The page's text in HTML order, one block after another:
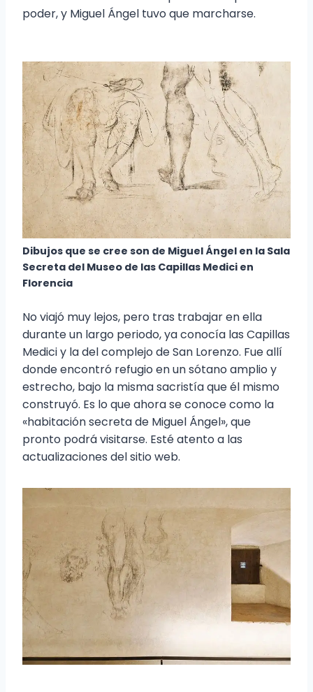
poder, y Miguel Ángel tuvo que marcharse.
Dibujos que se cree son de Miguel Ángel en la Sala
Secreta del Museo de las Capillas Medici en
Florencia
No viajó muy lejos, pero tras trabajar en ella
durante un largo periodo, ya conocía las Capillas
Medici y la del complejo de San Lorenzo. Fue allí
donde encontró refugio en un sótano amplio y
estrecho, bajo la misma sacristía que él mismo
construyó. Es lo que ahora se conoce como la
«habitación secreta de Miguel Ángel», que
pronto podrá visitarse. Esté atento a las
actualizaciones del sitio web.